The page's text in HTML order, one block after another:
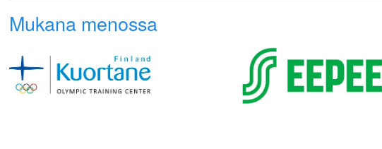
Mukana menossa